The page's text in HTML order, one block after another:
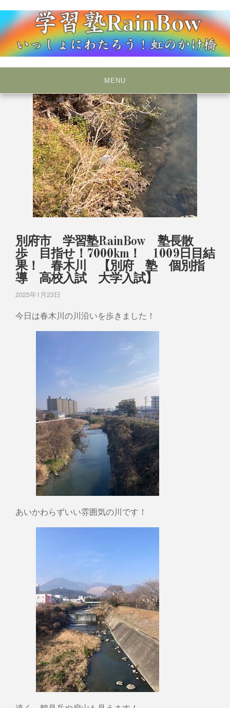
to
content
学習塾RainBow
MENU
別府市 学習塾RainBow 塾長散
歩 目指せ！7000km！ 1009日目結
果！ 春木川 【別府 塾 個別指
導 高校入試 大学入試】
2025年1月23日
今日は春木川の川沿いを歩きました！
あいかわらずいい雰囲気の川です！